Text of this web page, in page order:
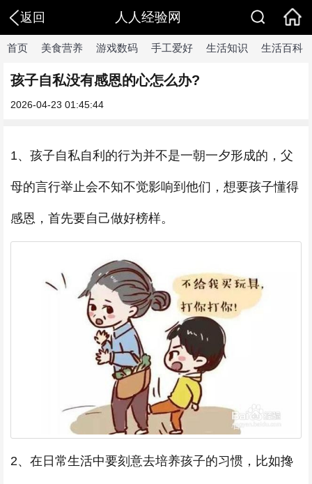
返回 人人经验网
首页 美食营养 游戏数码 手工爱好 生活知识 生活百科
孩子自私没有感恩的心怎么办?
2026-04-23 01:45:44
1、孩子自私自利的行为并不是一朝一夕形成的，父
母的言行举止会不知不觉影响到他们，想要孩子懂得
感恩，首先要自己做好榜样。
2、在日常生活中要刻意去培养孩子的习惯，比如搀